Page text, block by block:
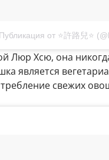
от ⭐️許路兒⭐️
Люр Хсю, она
является
свежих